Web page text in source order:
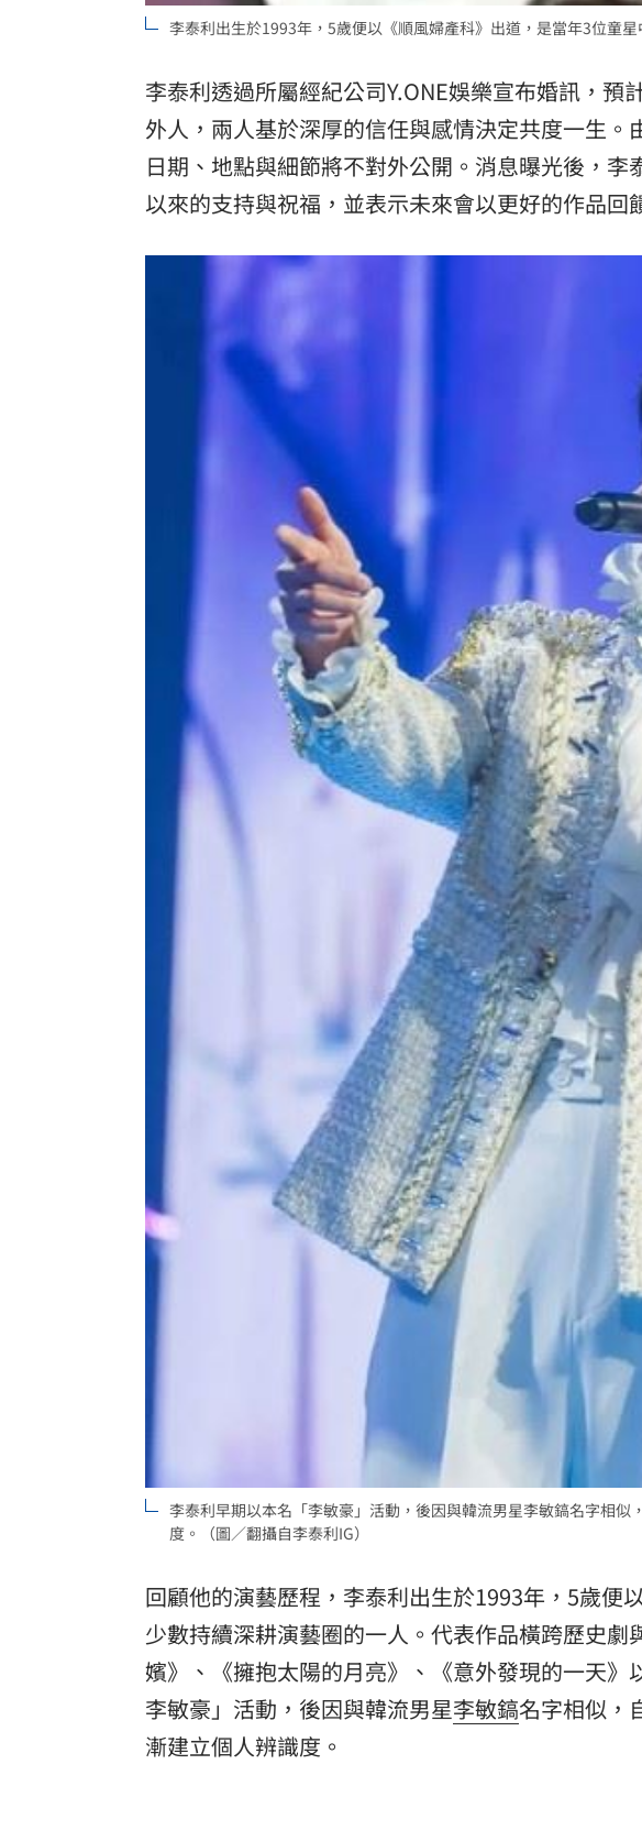
李泰利出生於1993年，5歲便以《順風婦產科》出道，是當年3位童
李泰利透過所屬經紀公司Y.ONE娛樂宣布婚訊，
外人，兩人基於深厚的信任與感情決定共度一生
日期、地點與細節將不對外公開。消息曝光後，
以來的支持與祝福，並表示未來會以更好的作品回
李泰利早期以本名「李敏豪」活動，後因與韓流男星李敏鎬名字相
度。（圖／翻攝自李泰利IG）
回顧他的演藝歷程，李泰利出生於1993年，5歲便
少數持續深耕演藝圈的一人。代表作品橫跨歷史
嬪》、《擁抱太陽的月亮》、《意外發現的一天
李敏豪 」活動，後因與韓流男星李敏鎬名字相似，
漸建立個人辨識度。